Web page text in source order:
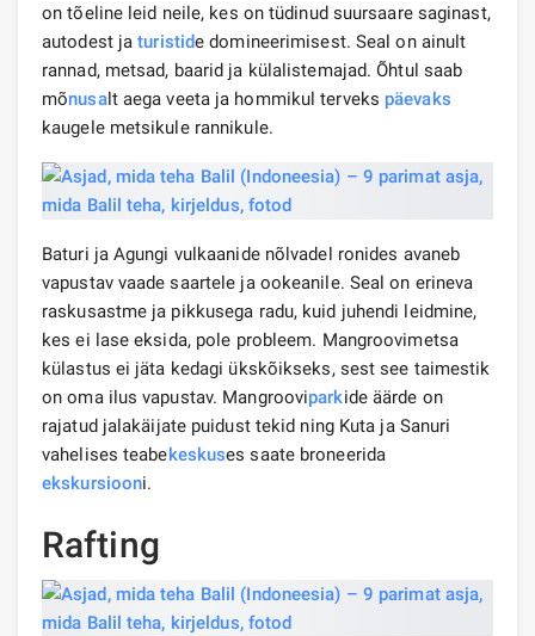
on tõeline leid neile, kes on tüdinud suursaare saginast,
autodest jaturistide domineerimisest. Seal on ainult
rannad, metsad, baarid ja külalistemajad. Õhtul saab
mõnusalt aega veeta ja hommikul terveks päevaks
kaugele metsikule rannikule.
Baturi ja Agungi vulkaanide nõlvadel ronides avaneb
vapustav vaade saartele ja ookeanile. Seal on erineva
raskusastme ja pikkusega radu, kuid juhendi leidmine,
kes ei lase eksida, pole probleem. Mangroovimetsa
külastus ei jäta kedagi ükskõikseks, sest see taimestik
on oma ilus vapustav. Mangrooviparkide äärde on
rajatud jalakäijate puidust tekid ning Kuta ja Sanuri
vahelises teabekeskuses saate broneerida
ekskursiooni.
Rafting